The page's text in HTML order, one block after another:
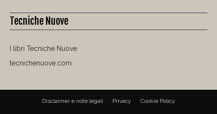
Tecniche Nuove
I libri Tecniche Nuove
tecnichenuove.com
Disclaimer e note legali Privacy Cookie Policy